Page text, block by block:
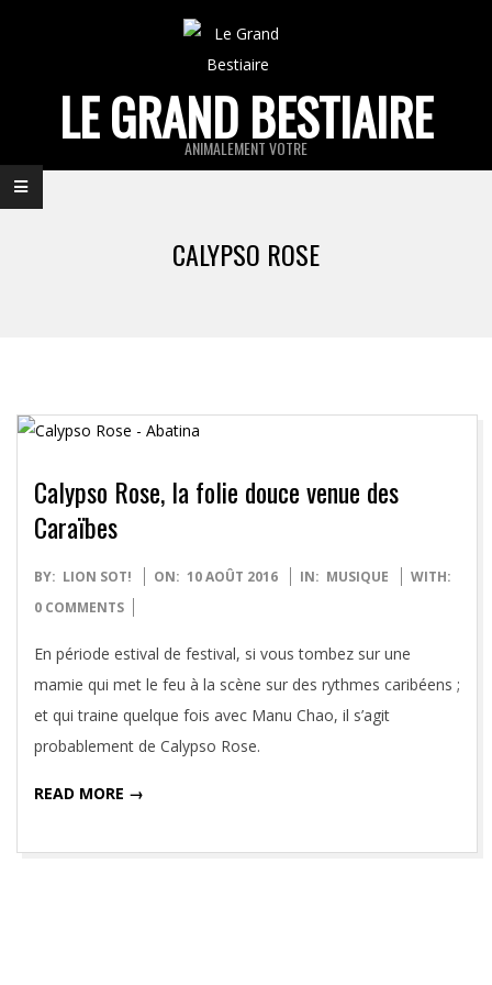
LE GRAND BESTIAIRE
ANIMALEMENT VOTRE
Primary
Navigation
CALYPSO ROSE
Calypso Rose, la folie douce venue des
Caraïbes
2016-
08-
BY: LION SOT! ON: 10 AOÛT 2016 IN: MUSIQUE
WITH:
0 COMMENTS
En période estival de festival, si vous tombez sur une
mamie qui met le feu à la scène sur des rythmes caribéens ;
et qui traine quelque fois avec Manu Chao, il s’agit
probablement de Calypso Rose.
READ MORE →